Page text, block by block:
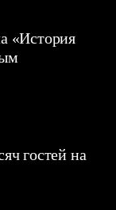
«История
гостей на